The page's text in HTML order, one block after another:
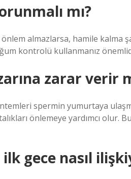
mı?
almazlarsa, hamile kalma
kontrolü kullanmanız
zarar verir
spermin yumurtaya
önlemeye yardımcı olur.
gece nasıl